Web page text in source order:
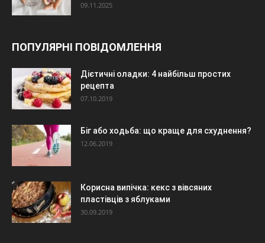
09.11.2025
ПОПУЛЯРНІ ПОВІДОМЛЕННЯ
Дієтичні оладки: 4 найбільш простих
рецепта
07.10.2019
Біг або ходьба: що краще для схуднення?
12.06.2019
Корисна випічка: кекс з вівсяних
пластівців з яблуками
30.09.2019